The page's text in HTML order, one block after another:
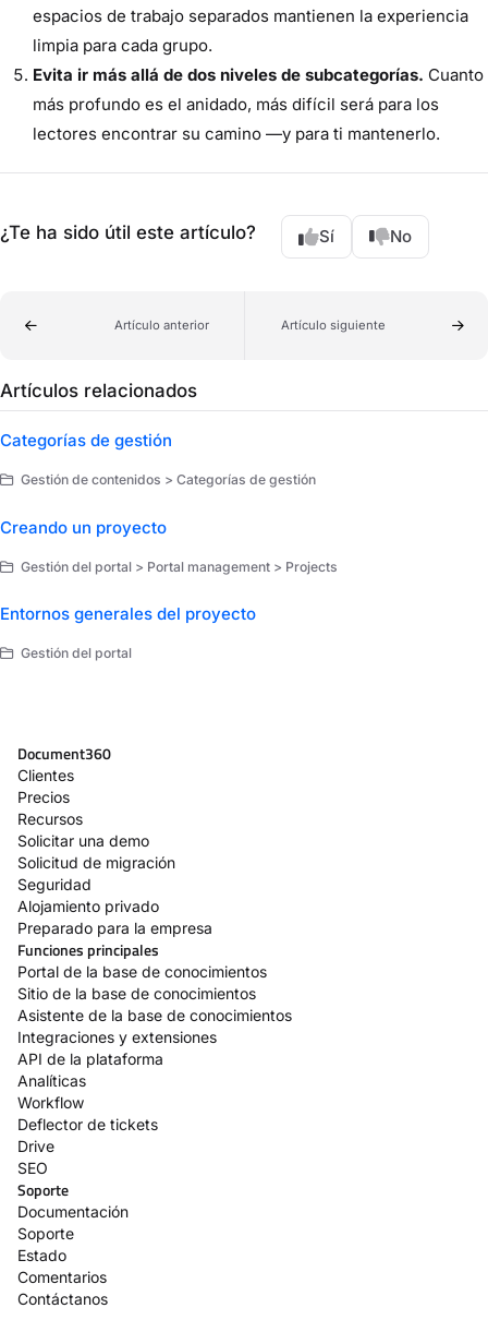
espacios de trabajo separados mantienen la experiencia
limpia para cada grupo.
Evita ir más allá de dos niveles de subcategorías. Cuanto
más profundo es el anidado, más difícil será para los
lectores encontrar su camino —y para ti mantenerlo.
¿Te ha sido útil este artículo? Sí No
Artículo anterior Artículo siguiente
Artículos relacionados
Categorías de gestión
Gestión de contenidos > Categorías de gestión
Creando un proyecto
Gestión del portal > Portal management > Projects
Entornos generales del proyecto
Gestión del portal
Document360
Clientes
Precios
Recursos
Solicitar una demo
Solicitud de migración
Seguridad
Alojamiento privado
Preparado para la empresa
Funciones principales
Portal de la base de conocimientos
Sitio de la base de conocimientos
Asistente de la base de conocimientos
Integraciones y extensiones
API de la plataforma
Analíticas
Workflow
Deflector de tickets
Drive
SEO
Soporte
Documentación
Soporte
Estado
Comentarios
Contáctanos